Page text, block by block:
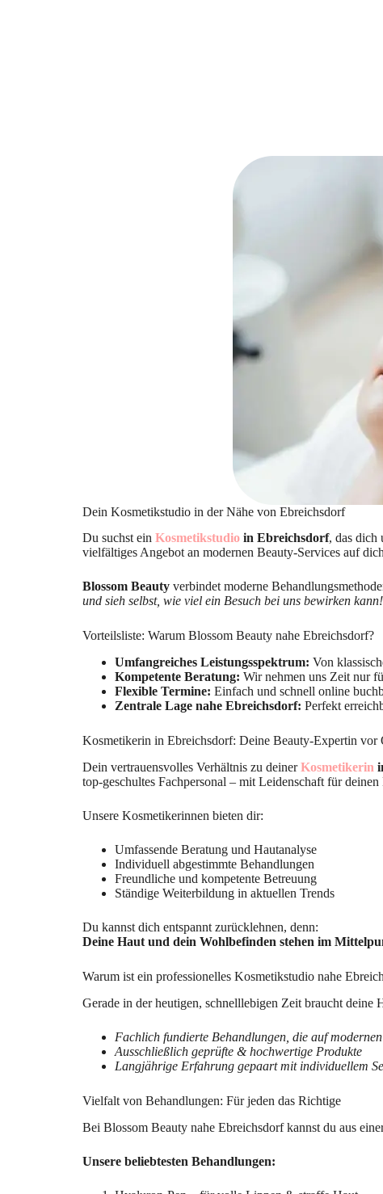
Dein Kosmetikstudio in der Nähe von Ebreichsdorf
Du suchst ein Kosmetikstudio in Ebreichsdorf, das dich
vielfältiges Angebot an modernen Beauty-Services auf
Blossom Beauty verbindet moderne
und sieh selbst, wie viel ein Besuch bei uns bewirken kann!
Vorteilsliste: Warum Blossom Beauty nahe Ebreichsdorf?
Umfangreiches Leistungsspektrum: Von
Kompetente Beratung: Wir nehmen uns Zeit nur
Flexible Termine: Einfach und schnell online
Zentrale Lage nahe Ebreichsdorf: Perfekt
Kosmetikerin in Ebreichsdorf: Deine Beauty-Expertin vor
Dein vertrauensvolles Verhältnis zu deinerKosmetikerin
top-geschultes Fachpersonal – mit Leidenschaft für
Unsere Kosmetikerinnen bieten dir:
Umfassende Beratung und Hautanalyse
Individuell abgestimmte Behandlungen
Freundliche und kompetente Betreuung
Ständige Weiterbildung in aktuellen Trends
Du kannst dich entspannt zurücklehnen, denn:
Deine Haut und dein Wohlbefinden stehen im
Warum ist ein professionelles Kosmetikstudio nahe
Gerade in der heutigen, schnelllebigen Zeit braucht deine
Fachlich fundierte Behandlungen, die auf
Ausschließlich geprüfte & hochwertige Produkte
Langjährige Erfahrung gepaart mit individuellem
Vielfalt von Behandlungen: Für jeden das Richtige
Bei Blossom Beauty nahe Ebreichsdorf kannst du aus
Unsere beliebtesten Behandlungen: